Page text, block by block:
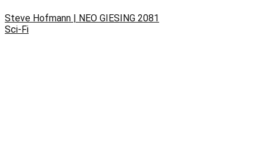
Steve Hofmann | NEO GIESING 2081
Sci-Fi